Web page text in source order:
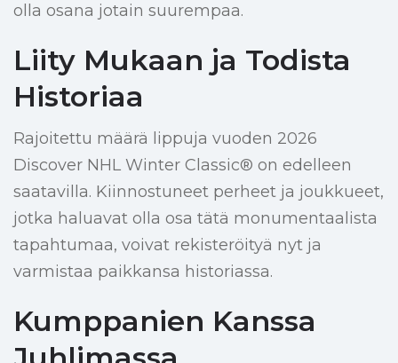
olla osana jotain suurempaa.
Liity Mukaan ja Todista
Historiaa
Rajoitettu määrä lippuja vuoden 2026
Discover NHL Winter Classic® on edelleen
saatavilla. Kiinnostuneet perheet ja joukkueet,
jotka haluavat olla osa tätä monumentaalista
tapahtumaa, voivat rekisteröityä nyt ja
varmistaa paikkansa historiassa.
Kumppanien Kanssa